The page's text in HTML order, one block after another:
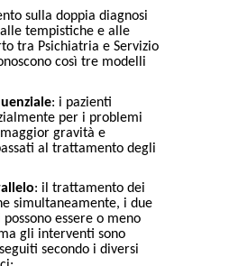
sulla doppia diagnosi
tempistiche e alle
tra Psichiatria e Servizio
così tre modelli
: i pazienti
per i problemi
gravità e
al trattamento degli
: il trattamento dei
simultaneamente, i due
essere o meno
gli interventi sono
secondo i diversi